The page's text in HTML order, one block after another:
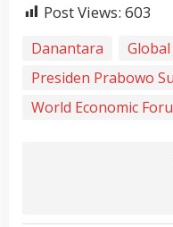
Post Views: 603
Danantara
Global
Presiden Prabowo
World Economic